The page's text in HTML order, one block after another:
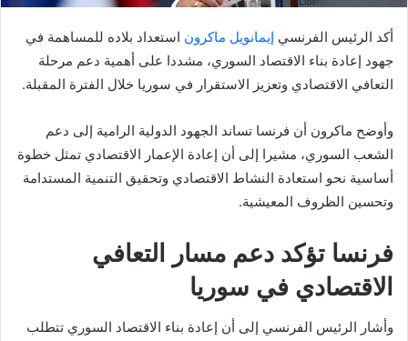
أكد الرئيس الفرنسي إيمانويل ماكرون استعداد بلاده للمساهمة في
جهود إعادة بناء الاقتصاد السوري، مشددا على أهمية دعم مرحلة
التعافي الاقتصادي وتعزيز الاستقرار في سوريا خلال الفترة المقبلة.
وأوضح ماكرون أن فرنسا تساند الجهود الدولية الرامية إلى دعم
الشعب السوري، مشيرا إلى أن إعادة الإعمار الاقتصادي تمثل خطوة
أساسية نحو استعادة النشاط الاقتصادي وتحقيق التنمية المستدامة
وتحسين الظروف المعيشية.
فرنسا تؤكد دعم مسار التعافي
الاقتصادي في سوريا
وأشار الرئيس الفرنسي إلى أن إعادة بناء الاقتصاد السوري تتطلب